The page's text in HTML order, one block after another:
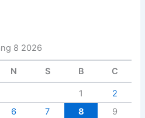
8 2026
N S B C
1
2
6 7 8
9